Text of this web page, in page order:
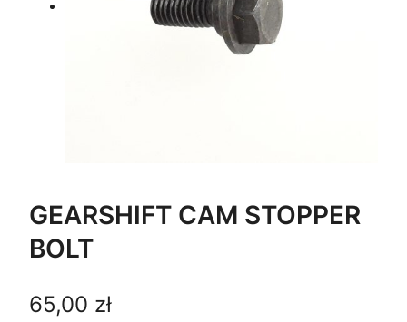
GEARSHIFT CAM STOPPER
BOLT
65,00 zł